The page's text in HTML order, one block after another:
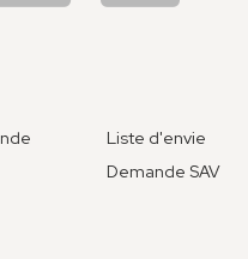
Liste d'envie
Demande SAV